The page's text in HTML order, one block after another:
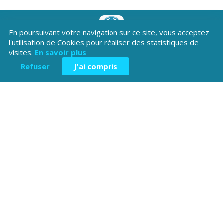
Téléchargez l'application
Patrimoine Hautes-Alpes !
En poursuivant votre navigation sur ce site, vous acceptez
l'utilisation de Cookies pour réaliser des statistiques de
visites. En savoir plus
Refuser
J'ai compris